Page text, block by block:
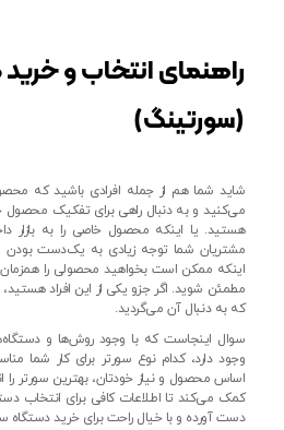
راهنمای انتخاب و
(سورتینگ)
شاید شما هم از جمله افرادی باشید که
می‌کنید و به دنبال راهی برای تفکیک محصول
هستید. یا اینکه محصول خاصی را به بازار
مشتریان شما توجه زیادی به یک‌دست بودن
اینکه ممکن است بخواهید محصولی را
مطمئن شوید. اگر جزو یکی از این افراد
که به دنبال آن می‌گردید.
سوال اینجاست که با وجود روش‌ها و
وجود دارد،‌ کدام نوع سورتر برای کار شما
اساس محصول و نیاز خودتان، بهترین سورتر
کمک می‌کند تا اطلاعات کافی برای انتخاب
دست آورده و با خیال راحت برای خرید دستگاه